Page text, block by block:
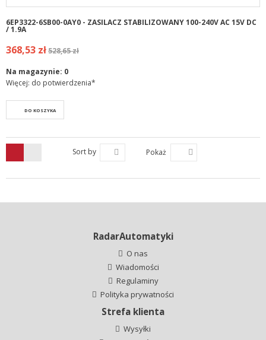
6EP3322-6SB00-0AY0 - ZASILACZ STABILIZOWANY 100-240V AC 15V DC
/ 1.9A
368,53 zł528,65 zł
Na magazynie: 0
Więcej: do potwierdzenia*
DO KOSZYKA
Sort by Pokaż
RadarAutomatyki
O nas
Wiadomości
Regulaminy
Polityka prywatności
Strefa klienta
Wysyłki